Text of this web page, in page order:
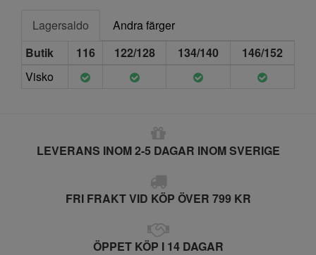
Lagersaldo
Andra färger
Butik
116 122/128 134/140
146/152
Visko
LEVERANS INOM 2-5 DAGAR INOM SVERIGE
FRI FRAKT VID KÖP ÖVER 799 KR
ÖPPET KÖP I 14 DAGAR